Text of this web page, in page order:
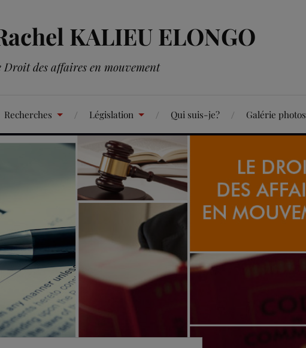
KALIEU ELONGO
Droit des affaires en mouvement
Recherches Législation Qui suis-je? Galérie photos